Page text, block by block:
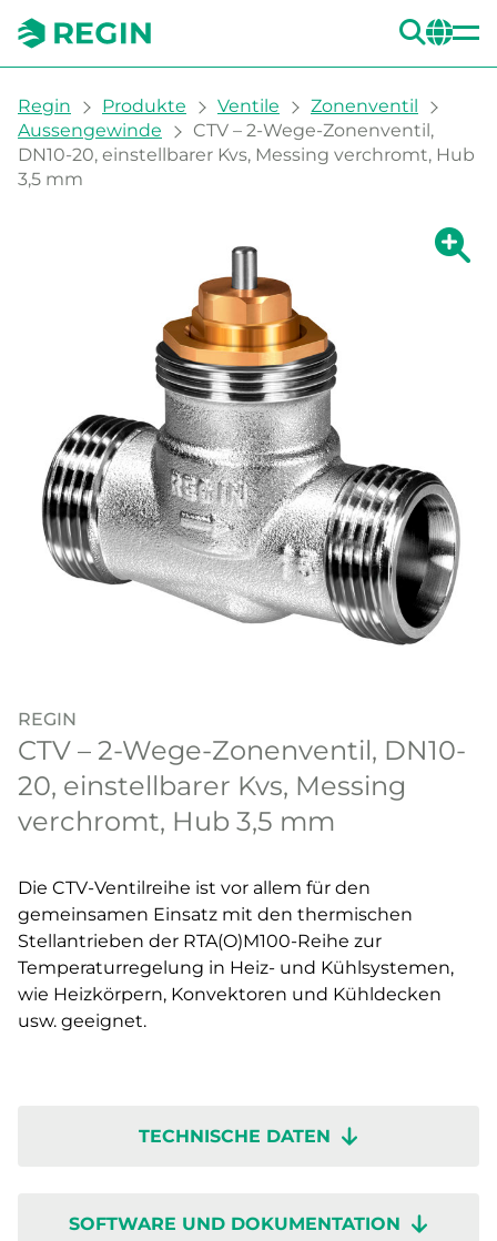
You are here:
Regin Produkte Ventile
Zonenventil
Aussengewinde
CTV – 2-Wege-Zonenventil,
DN10-20, einstellbarer Kvs, Messing verchromt, Hub
3,5 mm
Zeige
REGIN
CTV – 2-Wege-Zonenventil, DN10-
20, einstellbarer Kvs, Messing
verchromt, Hub 3,5 mm
Die CTV-Ventilreihe ist vor allem für den
gemeinsamen Einsatz mit den thermischen
Stellantrieben der RTA(O)M100-Reihe zur
Temperaturregelung in Heiz- und Kühlsystemen,
wie Heizkörpern, Konvektoren und Kühldecken
usw. geeignet.
TECHNISCHE DATEN
SOFTWARE UND DOKUMENTATION